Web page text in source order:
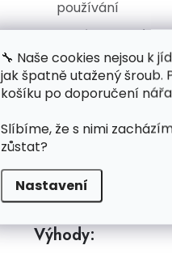
🔧 Naše cookies nejsou k
jak špatně utažený šroub.
košíku po doporučení
Slíbíme, že s nimi
zůstat?
Nastavení
používání
Protiskluzová
Měkká a
pro maximální
při práci
Otočení vpravo-
otáčení pro
a odšroubování
Výhody: